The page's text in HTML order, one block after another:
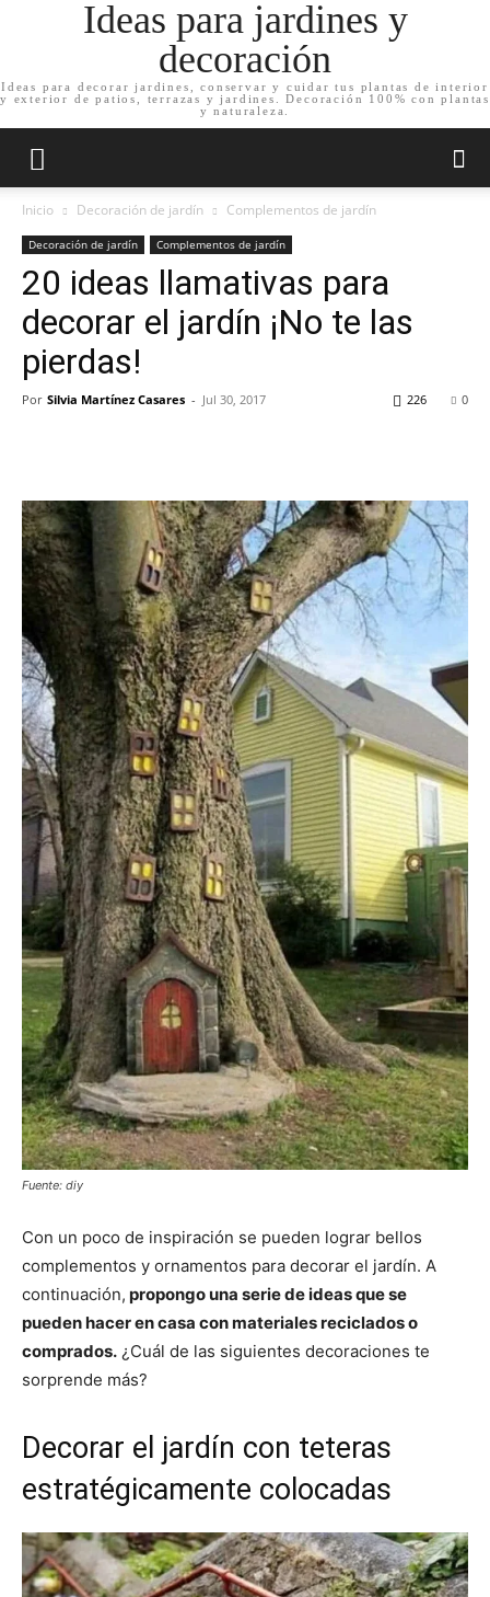
Ideas para jardines y
decoración
Ideas para decorar jardines, conservar y cuidar tus plantas de interior
y exterior de patios, terrazas y jardines. Decoración 100% con plantas
y naturaleza.
Inicio Decoración de jardín Complementos de jardín
Decoración de jardín Complementos de jardín
20 ideas llamativas para
decorar el jardín ¡No te las
pierdas!
Por Silvia Martínez Casares - Jul 30, 2017 0
226
Fuente: diy
Con un poco de inspiración se pueden lograr bellos
complementos y ornamentos para decorar el jardín. A
continuación, propongo una serie de ideas que se
pueden hacer en casa con materiales reciclados o
comprados. ¿Cuál de las siguientes decoraciones te
sorprende más?
Decorar el jardín con teteras
estratégicamente colocadas